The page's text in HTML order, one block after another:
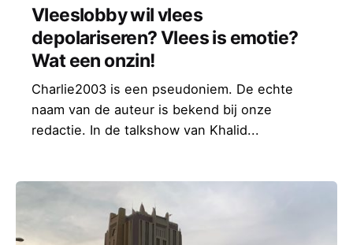
Vleeslobby wil vlees
depolariseren? Vlees is emotie?
Wat een onzin!
Charlie2003 is een pseudoniem. De echte
naam van de auteur is bekend bij onze
redactie. In de talkshow van Khalid...